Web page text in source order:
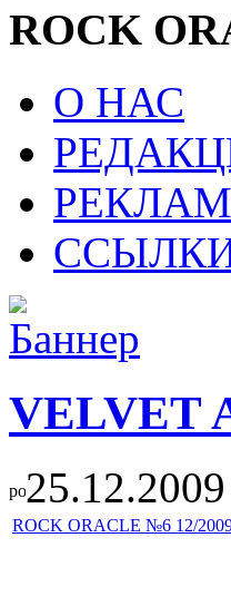
ROCK
О НАС
VELVET
25.12.2009
ROCK ORACLE №6 12/